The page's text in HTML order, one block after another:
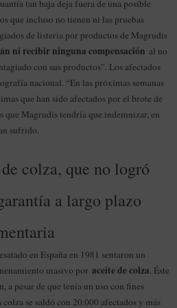
tan baja deja fuera de una posible
que incluso no tienen ni las pruebas
de listeria por productos de Magrudis
ni recibir ninguna compensación al no
con sus productos”. Los afectados
nacional. “En las próximas semanas
que han sido afectados por el brote de
que Magrudis tendría que indemnizar, en
sufrido.
colza, que no logró
a largo plazo
en España en 1981 sentaron un
masivo por aceite de colza. Éste
a pesar de que tenía un uso con fines
se saldó con 20.000 afectados y más